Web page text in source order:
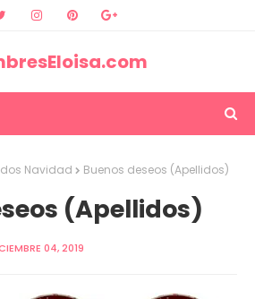
Navidad Buenos deseos (Apellidos)
(Apellidos)
04, 2019